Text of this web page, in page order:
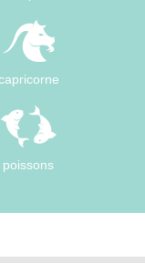
poissons